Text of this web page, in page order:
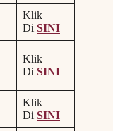
Klik
Di SINI
Klik
Di SINI
Klik
Di SINI